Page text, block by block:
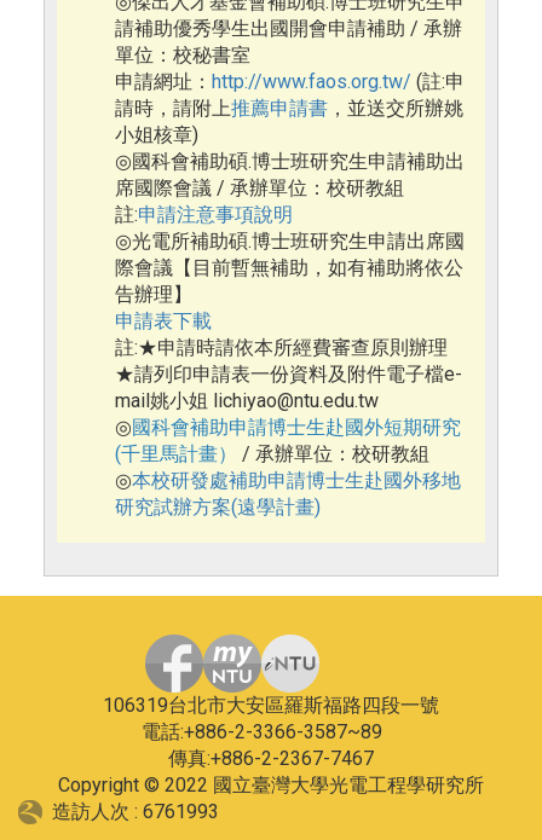
請補助優秀學生出國開會申請補助 / 承辦
單位：校秘書室
申請網址： http://www.faos.org.tw/ (註:申
請時，請附上推薦申請書 ，並送交所辦姚
小姐核章)
◎國科會補助碩.博士班研究生申請補助出
席國際會議 / 承辦單位：校研教組
註:申請注意事項說明
◎光電所補助碩.博士班研究生申請出席國
際會議【目前暫無補助，如有補助將依公
告辦理】
申請表下載
註:★申請時請依本所經費審查原則辦理
★請列印申請表一份資料及 附件電子檔e-
mail姚小姐 lichiyao@ntu.edu.tw
◎國科會補助申請博士生赴國外短期研究
(千里馬計畫）
/ 承辦單位：校研教組
◎本校研發處補助申請博士生赴國外移地
研究試辦方案(遠學計畫)
106319台北市大安區羅斯福路四段一號
電話:+886-2-3366-3587~89
傳真:+886-2-2367-7467
Copyright © 2022 國立臺灣大學光電工程學研究所
造訪人次 : 6761993